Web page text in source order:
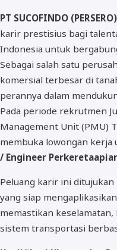
PT SUCOFINDO (PERSERO)
karir prestisius bagi
Indonesia untuk
Sebagai salah satu
komersial terbesar di
perannya dalam
Pada periode rekrutmen
Management Unit (PMU)
membuka lowongan kerja
/ Engineer
Peluang karir ini
yang siap
memastikan
sistem transportasi